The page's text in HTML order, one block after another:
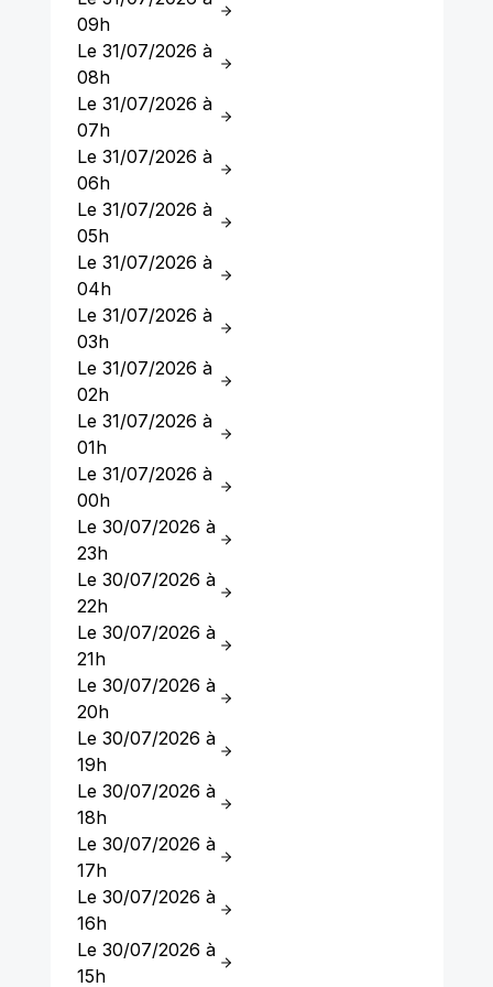
09h
Le 31/07/2026 à
08h
Le 31/07/2026 à
07h
Le 31/07/2026 à
06h
Le 31/07/2026 à
05h
Le 31/07/2026 à
04h
Le 31/07/2026 à
03h
Le 31/07/2026 à
02h
Le 31/07/2026 à
01h
Le 31/07/2026 à
00h
Le 30/07/2026 à
23h
Le 30/07/2026 à
22h
Le 30/07/2026 à
21h
Le 30/07/2026 à
20h
Le 30/07/2026 à
19h
Le 30/07/2026 à
18h
Le 30/07/2026 à
17h
Le 30/07/2026 à
16h
Le 30/07/2026 à
15h